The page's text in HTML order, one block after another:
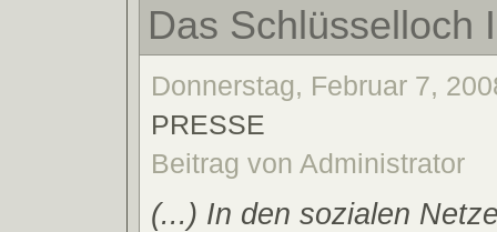
Das Schlüsselloch
Donnerstag, Februar 7,
PRESSE
Beitrag von Administrator
(...) In den sozialen